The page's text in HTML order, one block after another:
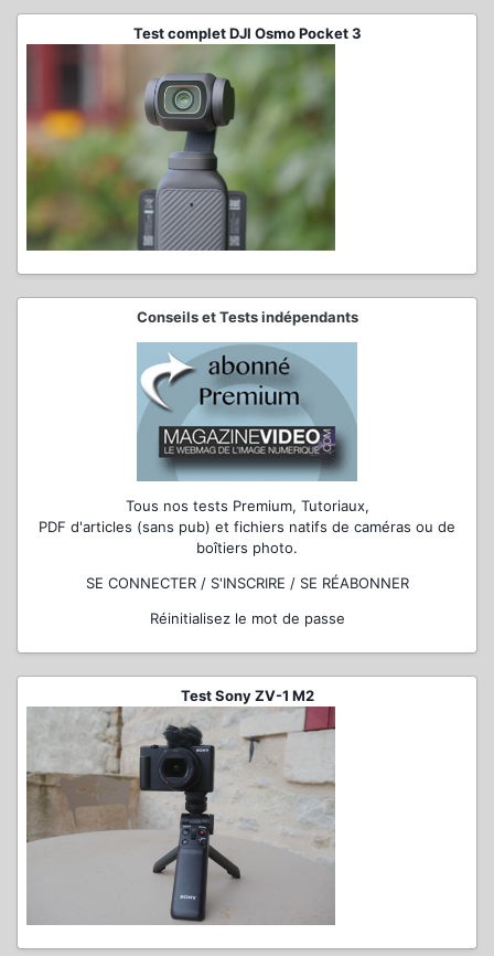
Test complet DJI Osmo Pocket 3
Conseils et Tests indépendants
Tous nos tests Premium, Tutoriaux,
PDF d'articles (sans pub) et fichiers natifs de caméras ou de
boîtiers photo.
SE CONNECTER / S'INSCRIRE / SE RÉABONNER
Réinitialisez le mot de passe
Test Sony ZV-1 M2